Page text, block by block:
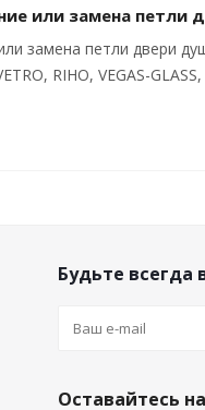
или замена петли
замена петли двери
RIHO, VEGAS-
Будьте всегда
Оставайтесь